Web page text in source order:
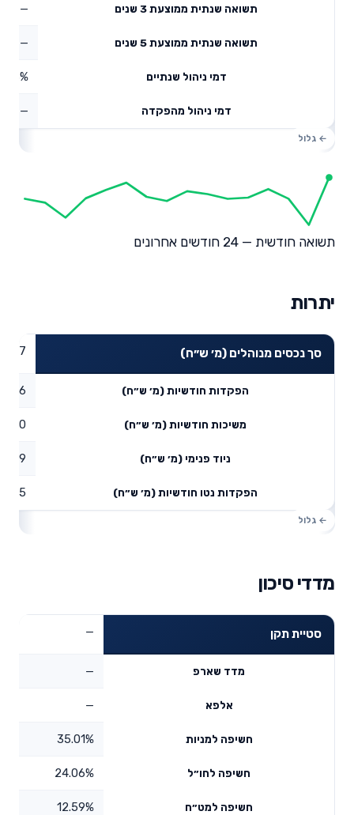
תשואה שנתית ממוצעת 3 שנים —
תשואה שנתית ממוצעת 5 שנים —
דמי ניהול שנתיים
דמי ניהול מהפקדה —
תשואה חודשית — 24 חודשים אחרונים
יתרות
סך נכסים מנוהלים (מ׳ ש״ח)
הפקדות חודשיות (מ׳ ש״ח) 0.06
משיכות חודשיות (מ׳ ש״ח) 0
ניוד פנימי (מ׳ ש״ח) 4.89
הפקדות נטו חודשיות (מ׳ ש״ח) 4.95
מדדי סיכון
סטיית תקן —
מדד שארפ —
אלפא —
חשיפה למניות 35.01%
חשיפה לחו״ל 24.06%
חשיפה למט״ח 12.59%